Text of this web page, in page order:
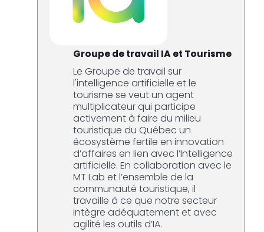
Groupe de travail IA et Tourisme
Le Groupe de travail sur
l'intelligence artificielle et le
tourisme se veut un agent
multiplicateur qui participe
activement à faire du milieu
touristique du Québec un
écosystème fertile en innovation
d’affaires en lien avec l’Intelligence
artificielle. En collaboration avec le
MT Lab et l’ensemble de la
communauté touristique, il
travaille à ce que notre secteur
intègre adéquatement et avec
agilité les outils d’IA.